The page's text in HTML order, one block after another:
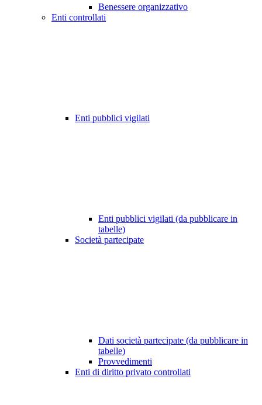
Benessere organizzativo
Enti controllati
Enti pubblici vigilati
Enti pubblici vigilati (da pubblicare in
tabelle)
Società partecipate
Dati società partecipate (da pubblicare in
tabelle)
Provvedimenti
Enti di diritto privato controllati